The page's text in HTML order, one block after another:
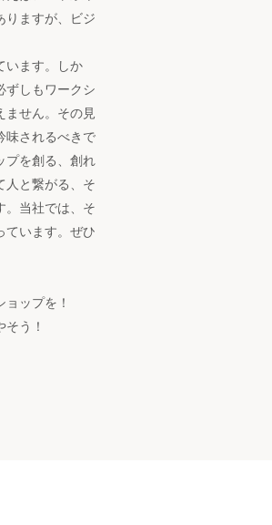
りますが、ビジ
ます。
しか
ずしもワークシ
せん。 その見
味されるべきで
プを創る、創れ
と繋がる、 そ
当社では、そ
ています。ぜひ
ップを！
う！